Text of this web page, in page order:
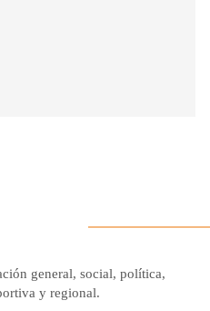
general, social, política,
y regional.